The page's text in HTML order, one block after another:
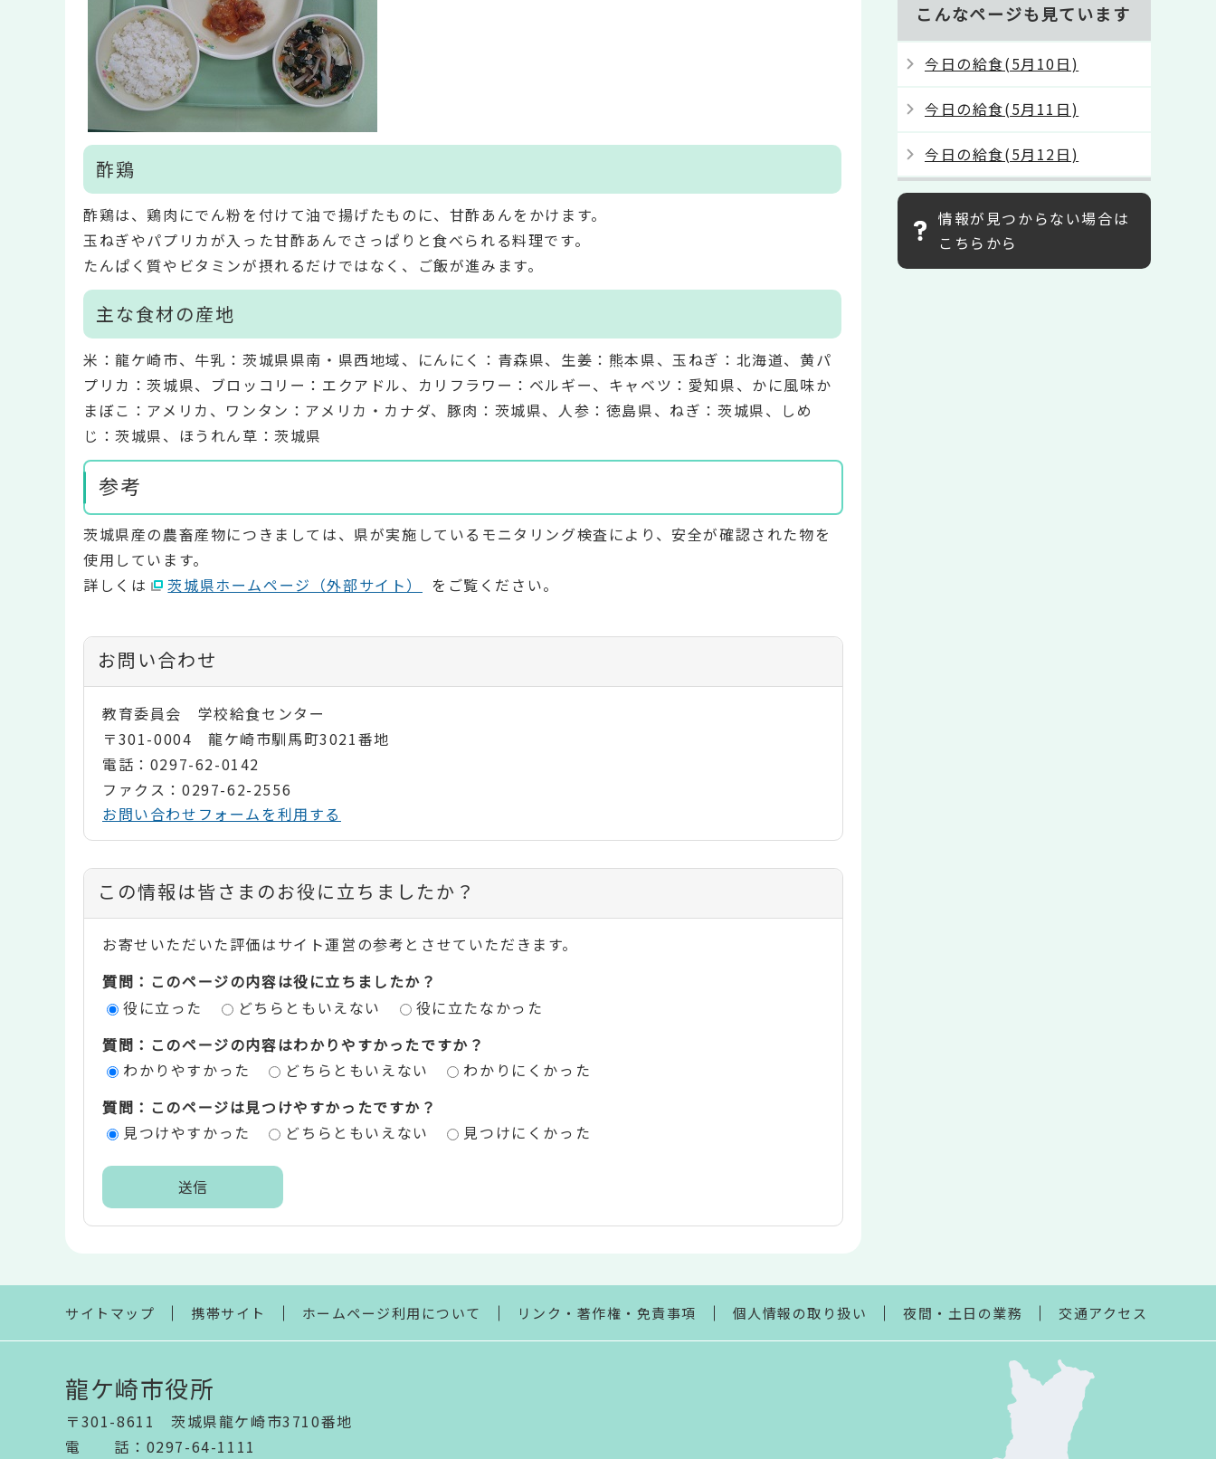
酢鶏
酢鶏は、鶏肉にでん粉を付けて油で揚げたものに、甘酢あんをかけます。
玉ねぎやパプリカが入った甘酢あんでさっぱりと食べられる料理です。
たんぱく質やビタミンが摂れるだけではなく、ご飯が進みます。
主な食材の産地
米：龍ケ崎市、牛乳：茨城県県南・県西地域、にんにく：青森県、生姜：熊本県、玉ねぎ：北海道、黄パ
プリカ：茨城県、ブロッコリー：エクアドル、カリフラワー：ベルギー、キャベツ：愛知県、かに風味か
まぼこ：アメリカ、ワンタン：アメリカ・カナダ、豚肉：茨城県、人参：徳島県、ねぎ：茨城県、しめ
じ：茨城県、ほうれん草：茨城県
参考
茨城県産の農畜産物につきましては、県が実施しているモニタリング検査により、安全が確認された物を
使用しています。
詳しくは
茨城県ホームページ（外部サイト） をご覧ください。
お問い合わせ
教育委員会 学校給食センター
〒301-0004 龍ケ崎市馴馬町3021番地
電話：0297-62-0142
ファクス：0297-62-2556
お問い合わせフォームを利用する
コ
ン
テ
ン
評
エ
この情報は皆さまのお役に立ちましたか？
お寄せいただいた評価はサイト運営の参考とさせていただきます。
質問：このページの内容は役に立ちましたか？
役に立った
どちらともいえない
役に立たなかった
質問：このページの内容はわかりやすかったですか？
わかりやすかった
どちらともいえない
わかりにくかった
質問：このページは見つけやすかったですか？
見つけやすかった
どちらともいえない 見つけにくかった
ま
こんなページも見ています
今日の給食(5月10日)
今日の給食(5月11日)
今日の給食(5月12日)
情報が見つからない場合は
こちらから
サイトマップ 携帯サイト ホームページ利用について リンク・著作権・免責事項 個人情報の取り扱い 夜間・土日の業務 交通アクセス
龍ケ崎市役所
〒301-8611 茨城県龍ケ崎市3710番地
電話 ： 0297-64-1111